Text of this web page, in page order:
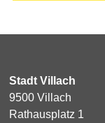
Stadt Villach
9500 Villach
Rathausplatz 1